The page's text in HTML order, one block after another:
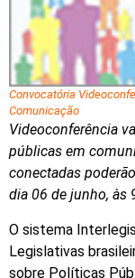
Convocatória
Comunicação
Videoconferência
públicas em
conectadas
dia 06 de junho, às
O sistema
Legislativas
sobre Políticas